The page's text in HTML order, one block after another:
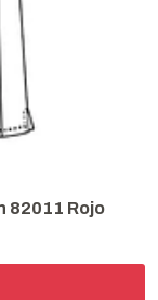
82011 Rojo